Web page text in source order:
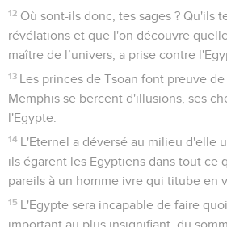
Seuls les Évangiles sont disponibles en vidéo
Ésaïe se promène sans
chaussures
L'année où, envoyé par le roi
vint faire le siège d’Asdod et s'empara
l'Eternel avait parlé par l’intermédiaire
d'Amots. Il lui avait dit : « Va, détache
ta taille et retire les sandales qui sont à